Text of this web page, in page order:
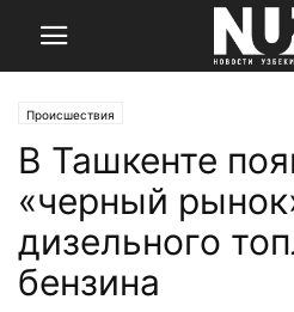
Происшествия
В Ташкенте
«черный
дизельного
бензина